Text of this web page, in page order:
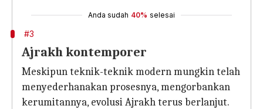
Anda sudah 40% selesai
#3
Ajrakh kontemporer
Meskipun teknik-teknik modern mungkin telah
menyederhanakan prosesnya, mengorbankan
kerumitannya, evolusi Ajrakh terus berlanjut.